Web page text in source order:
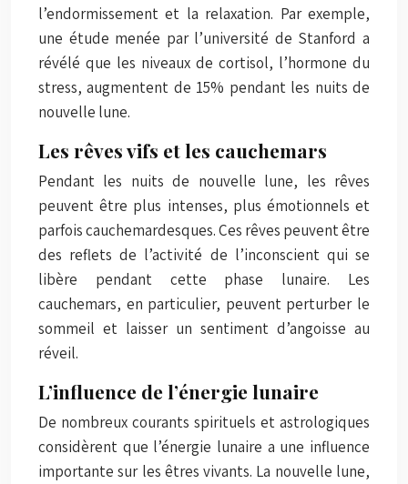
l’endormissement et la relaxation. Par exemple,
une étude menée par l’université de Stanford a
révélé que les niveaux de cortisol, l’hormone du
stress, augmentent de 15% pendant les nuits de
nouvelle lune.
Les rêves vifs et les cauchemars
Pendant les nuits de nouvelle lune, les rêves
peuvent être plus intenses, plus émotionnels et
parfois cauchemardesques. Ces rêves peuvent être
des reflets de l’activité de l’inconscient qui se
libère pendant cette phase lunaire. Les
cauchemars, en particulier, peuvent perturber le
sommeil et laisser un sentiment d’angoisse au
réveil.
L’influence de l’énergie lunaire
De nombreux courants spirituels et astrologiques
considèrent que l’énergie lunaire a une influence
importante sur les êtres vivants. La nouvelle lune,